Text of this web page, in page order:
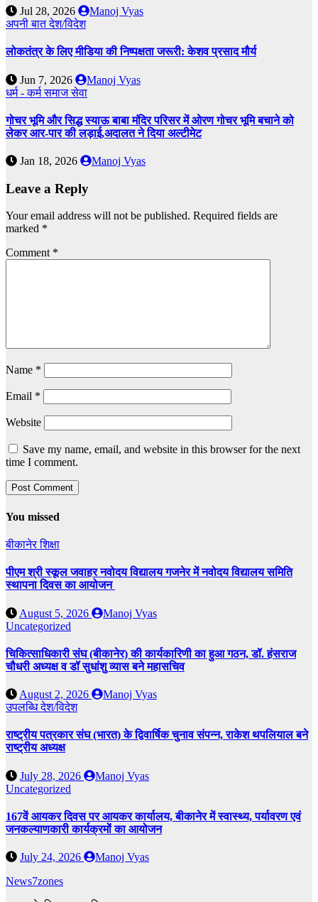
Jul 28, 2026
Manoj Vyas
अपनी बातदेश/विदेश
लोकतंत्र के लिए मीडिया की निष्पक्षता जरूरी: केशव प्रसाद मौर्य
Jun 7, 2026
Manoj Vyas
धर्म - कर्मसमाज सेवा
गोचर भूमि और सिद्ध स्याऊ बाबा मंदिर परिसर में ओरण गोचर भूमि बचाने को
लेकर आर-पार की लड़ाई,अदालत ने दिया अल्टीमेट
Jan 18, 2026 Manoj Vyas
Leave a Reply
Your email address will not be published. Required fields are
marked *
Comment *
Name *
Email *
Website
Save my name, email, and website in this browser for the next
time I comment.
You missed
बीकानेरशिक्षा
पीएम श्री स्कूल जवाहर नवोदय विद्यालय गजनेर में नवोदय विद्यालय समिति
स्थापना दिवस का आयोजन
August 5, 2026
Manoj Vyas
Uncategorized
चिकित्साधिकारी संघ (बीकानेर) की कार्यकारिणी का हुआ गठन, डॉ. हंसराज
चौधरी अध्यक्ष व डॉ सुधांशु व्यास बने महासचिव
August 2, 2026
Manoj Vyas
उपलब्धिदेश/विदेश
राष्ट्रीय पत्रकार संघ (भारत) के द्विवार्षिक चुनाव संपन्न, राकेश थपलियाल बने
राष्ट्रीय अध्यक्ष
July 28, 2026
Manoj Vyas
Uncategorized
167वें आयकर दिवस पर आयकर कार्यालय, बीकानेर में स्वास्थ्य, पर्यावरण एवं
जनकल्याणकारी कार्यक्रमों का आयोजन
July 24, 2026
Manoj Vyas
News7zones